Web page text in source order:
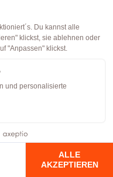
Du kannst alle
klickst, sie ablehnen oder
"Anpassen" klickst.
und personalisierte
ALLE
AKZEPTIEREN